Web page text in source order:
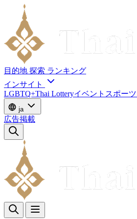
目的地 探索 ランキング
インサイト
LGBTQ+Thai Lotteryイベント スポーツ
ja
広告掲載